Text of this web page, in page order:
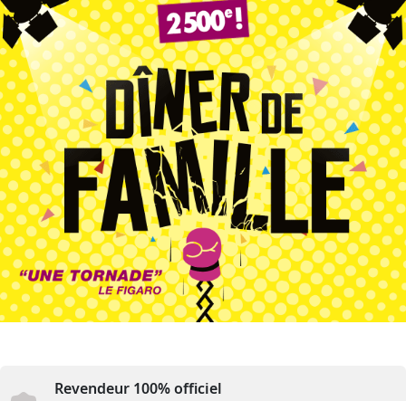
Revendeur 100% officiel